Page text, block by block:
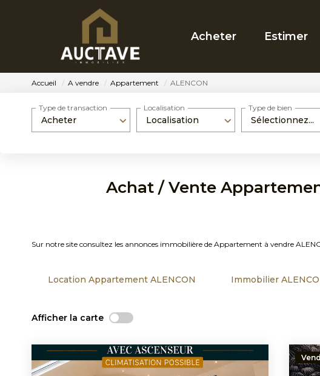
Acheter Estimer
Accueil A vendre Appartement ALENCON
Acheter
Type de transaction
Localisation
Localisation
Sélectionnez...
Type de bien
Achat / Vente
Sur notre site consultez les annonces immobilière de Appartement à vendre
Location Appartement ALENCON Immobilier
Afficher la carte